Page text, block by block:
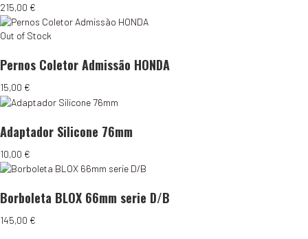
215,00 €
Out of Stock
Pernos Coletor Admissão HONDA
15,00 €
Adaptador Silicone 76mm
10,00 €
Borboleta BLOX 66mm serie D/B
145,00 €